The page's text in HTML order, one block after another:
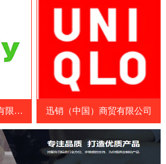
Lagos展览会还提供了一系列的研讨会和论
坛，向参展商和参观者提供了医疗行业的最
新见解、经验和知识。展览会
天津天地伟业数码科技有限公司 迅销（中国）商贸有限公司